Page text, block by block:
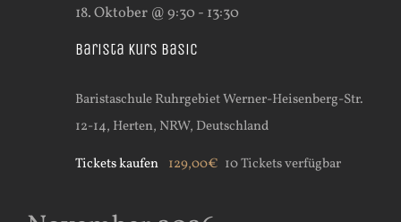
Barista Kurs Basic
18. Oktober @ 9:30- 13:30
Baristaschule RuhrgebietWerner-Heisenberg-Str.
12-14, Herten, NRW, Deutschland
Tickets kaufen 129,00€ 10 Tickets verfügbar